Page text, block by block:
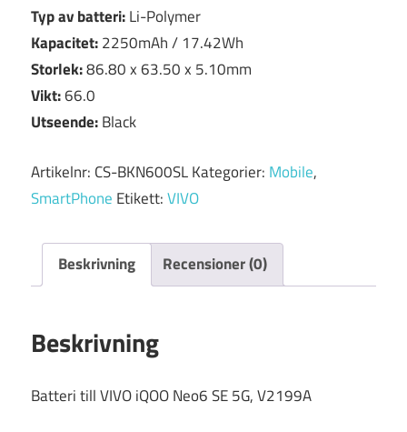
Typ av batteri:Li-Polymer
Kapacitet:2250mAh / 17.42Wh
Storlek:86.80 x 63.50 x 5.10mm
Vikt:66.0
Utseende:Black
Artikelnr: CS-BKN600SLKategorier: Mobile,
SmartPhone Etikett:VIVO
Beskrivning Recensioner (0)
Beskrivning
Batteri till VIVO iQOO Neo6 SE 5G, V2199A